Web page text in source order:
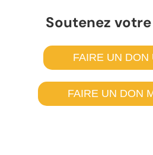
Soutenez
FAIRE UN DON
FAIRE UN DON